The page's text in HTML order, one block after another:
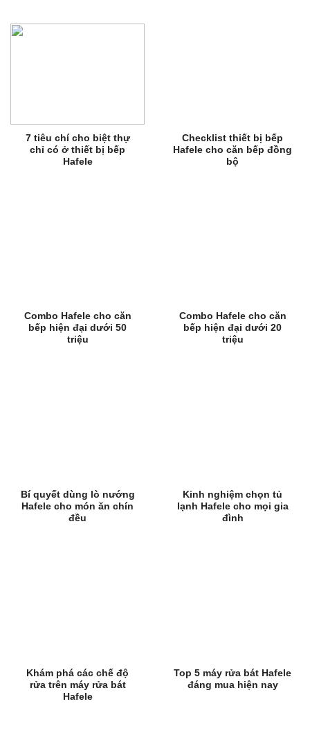
7 tiêu chí cho biệt thự
chỉ có ở thiết bị bếp
Hafele
Checklist thiết bị bếp
Hafele cho căn bếp đồng
bộ
Combo Hafele cho căn
bếp hiện đại dưới 50
triệu
Combo Hafele cho căn
bếp hiện đại dưới 20
triệu
Bí quyết dùng lò nướng
Hafele cho món ăn chín
đều
Kinh nghiệm chọn tủ
lạnh Hafele cho mọi gia
đình
Khám phá các chế độ
rửa trên máy rửa bát
Hafele
Top 5 máy rửa bát Hafele
đáng mua hiện nay